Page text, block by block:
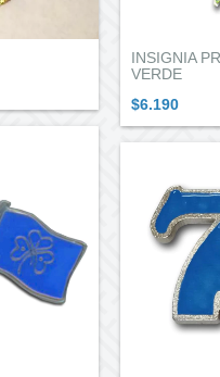
INSIGNIA
VERDE
$6.190